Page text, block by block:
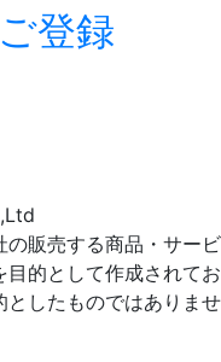
登録
の販売する商品・サービ
的として作成されてお
としたものではありませ